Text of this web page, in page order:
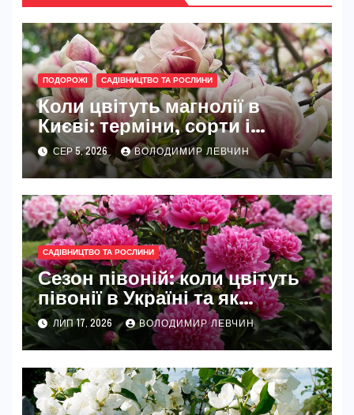
ПОДОРОЖІ САДІВНИЦТВО ТА РОСЛИНИ
Коли цвітуть магнолії в
Києві: терміни, сорти і
найкращі місця
СЕР 5, 2026 ВОЛОДИМИР ЛЕВЧИН
САДІВНИЦТВО ТА РОСЛИНИ
Сезон півоній: коли цвітуть
півонії в Україні та як
розкрити їхню повну красу
ЛИП 17, 2026 ВОЛОДИМИР ЛЕВЧИН